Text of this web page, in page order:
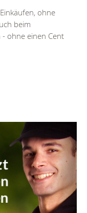
ohne
beim
ohne einen Cent